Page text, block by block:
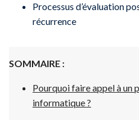
Processus d’évaluation
récurrence
SOMMAIRE :
Pourquoi faire appel à un
informatique ?